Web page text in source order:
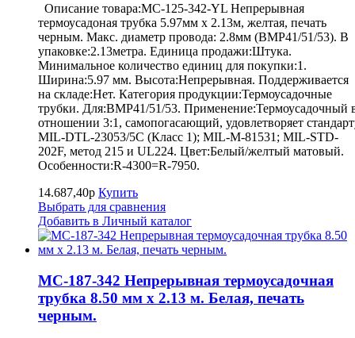
Описание товара:MC-125-342-YL Непрерывная
термоусадоная трубка 5.97мм х 2.13м, желтая, печать
черным. Макс. диаметр провода: 2.8мм (BMP41/51/53). В
упаковке:2.13метра. Единица продажи:Штука.
Минимальное количество единиц для покупки:1.
Ширина:5.97 мм. Высота:Непрерывная. Поддерживается
на складе:Нет. Категория продукции:Термоусадочные
трубки. Для:BMP41/51/53. Применение:Термоусадочный
отношении 3:1, самопогасающий, удовлетворяет
MIL-DTL-23053/5C (Класс 1); MIL-M-81531; MIL-STD-
202F, метод 215 и UL224. Цвет:Белый/желтый матовый.
Особенности:R-4300=R-7950.
14.687,40р Купить
Выбрать для сравнения
Добавить в Личный каталог
MC-187-342 Непрерывная термоусадочная
трубка 8.50 мм х 2.13 м. Белая, печать
черным.